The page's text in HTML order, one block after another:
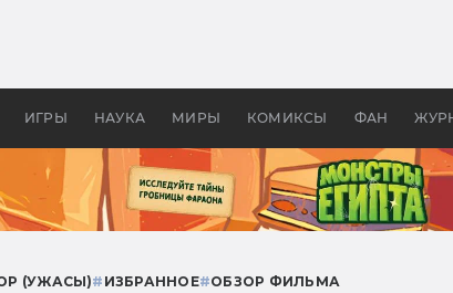
ИГРЫ НАУКА МИРЫ КОМИКСЫ ФАН
апокалипсис, в России —
бы
(УЖАСЫ)# ИЗБРАННОЕ#ОБЗОР ФИЛЬМА